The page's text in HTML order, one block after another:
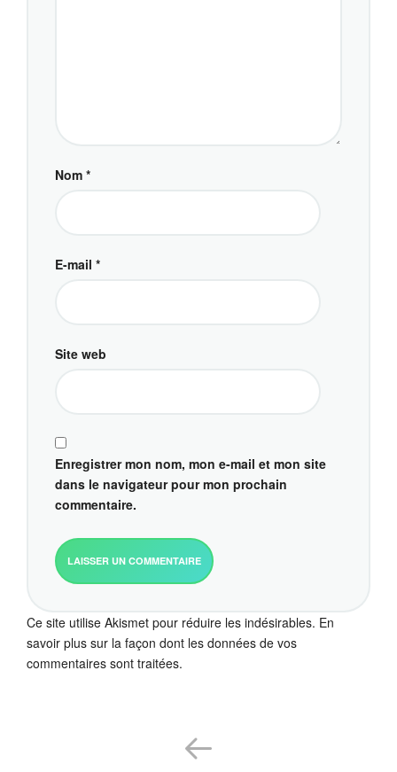
Nom *
E-mail *
Site web
Enregistrer mon nom, mon e-mail et mon site
dans le navigateur pour mon prochain
commentaire.
Ce site utilise Akismet pour réduire les indésirables. En
savoir plus sur la façon dont les données de vos
commentaires sont traitées.